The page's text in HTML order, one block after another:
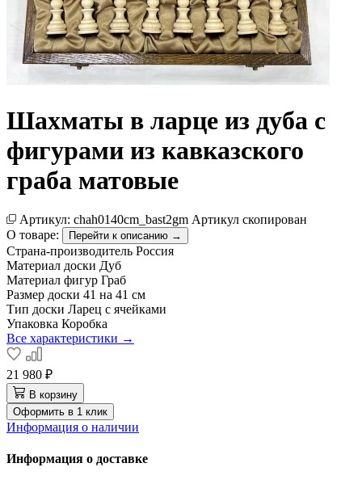
Шахматы в ларце из дуба с
фигурами из кавказского
граба матовые
Артикул: chah0140cm_bast2gm Артикул скопирован
О товаре:
Перейти к описанию →
Страна-производитель Россия
Материал доски Дуб
Материал фигур Граб
Размер доски 41 на 41 см
Тип доски Ларец с ячейками
Упаковка Коробка
Все характеристики →
21 980 ₽
В корзину
Оформить в 1 клик
Информация о наличии
Информация о доставке